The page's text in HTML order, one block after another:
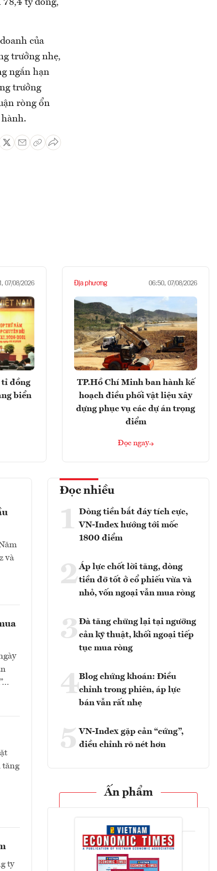
tỷ đồng,
của
trưởng nhẹ,
ngắn hạn
trưởng
ròng ổn
07/08/2026
tỉ đồng
biển
Địa phương 06:50, 07/08/2026
TP.Hồ Chí Minh ban hành kế
hoạch điều phối vật liệu xây
dựng phục vụ các dự án trọng
điểm
Đọc ngay
và
tăng
ty
Đọc nhiều
1 Dòng tiền bắt đáy tích cực,
VN-Index hướng tới mốc
1800 điểm
2Áp lực chốt lời tăng, dòng
tiền đỡ tốt ở cổ phiếu vừa và
nhỏ, vốn ngoại vẫn mua ròng
3 Đà tăng chững lại tại ngưỡng
cản kỹ thuật, khối ngoại tiếp
tục mua ròng
4Blog chứng khoán: Điều
chỉnh trong phiên, áp lực
bán vẫn rất nhẹ
5 VN-Index gặp cản “cứng”,
điều chỉnh rõ nét hơn
Ấn phẩm